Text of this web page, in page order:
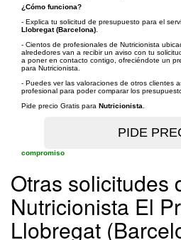
¿Cómo funciona?
- Explica tu solicitud de presupuesto para el
Llobregat (Barcelona)
- Cientos de profesionales de Nutricionista
alrededores van a recibir un aviso con tu
a poner en contacto contigo, ofreciéndote un
para Nutricionista.
- Puedes ver las valoraciones de otros clientes
profesional para poder comparar los
Pide precio Gratis para Nutricionista
compromiso
Otras solicitudes
Nutricionista El
Llobregat